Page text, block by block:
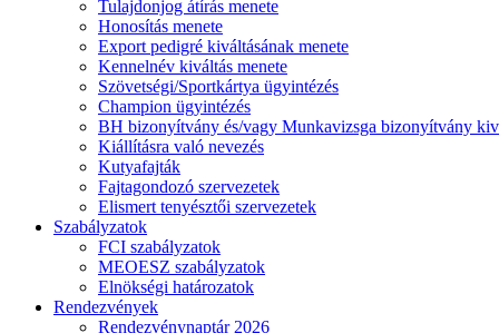
Tulajdonjog átírás menete
Honosítás menete
Export pedigré kiváltásának menete
Kennelnév kiváltás menete
Szövetségi/Sportkártya ügyintézés
Champion ügyintézés
BH bizonyítvány és/vagy Munkavizsga bizonyítvány
Kiállításra való nevezés
Kutyafajták
Fajtagondozó szervezetek
Elismert tenyésztői szervezetek
Szabályzatok
FCI szabályzatok
MEOESZ szabályzatok
Elnökségi határozatok
Rendezvények
Rendezvénynaptár 2026